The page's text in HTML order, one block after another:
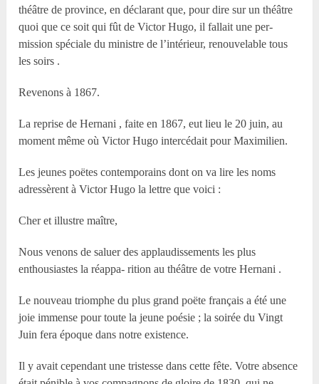
théâtre de province, en déclarant que, pour dire sur un théâtre
quoi que ce soit qui fût de Victor Hugo, il fallait une per-
mission spéciale du ministre de l’intérieur, renouvelable tous
les soirs .
Revenons à 1867.
La reprise de Hernani , faite en 1867, eut lieu le 20 juin, au
moment même où Victor Hugo intercédait pour Maximilien.
Les jeunes poëtes contemporains dont on va lire les noms
adressèrent à Victor Hugo la lettre que voici :
Cher et illustre maître,
Nous venons de saluer des applaudissements les plus
enthousiastes la réappa- rition au théâtre de votre Hernani .
Le nouveau triomphe du plus grand poëte français a été une
joie immense pour toute la jeune poésie ; la soirée du Vingt
Juin fera époque dans notre existence.
Il y avait cependant une tristesse dans cette fête. Votre absence